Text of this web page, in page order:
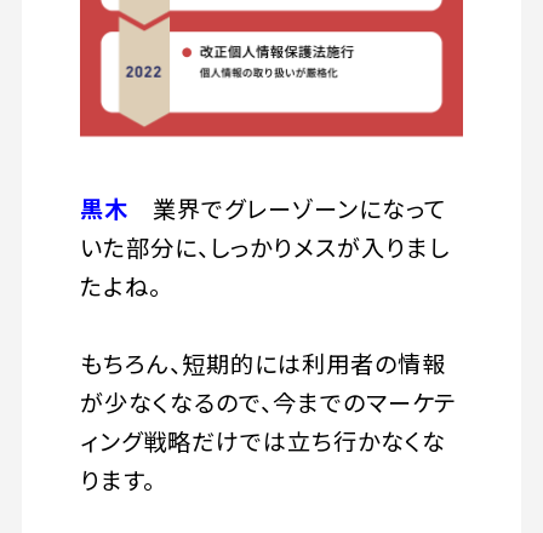
黒木 業界でグレーゾーンになって
いた部分に、しっかりメスが入りまし
たよね。
もちろん、短期的には利用者の情報
が少なくなるので、今までのマーケテ
ィング戦略だけでは立ち行かなくな
ります。